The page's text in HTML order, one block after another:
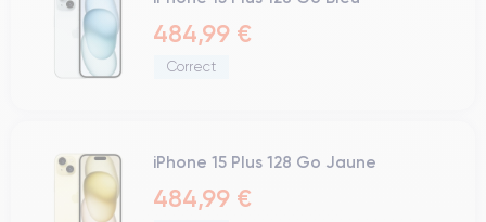
484,99 €
Correct
iPhone 15 Plus 128 Go Jaune
484,99 €